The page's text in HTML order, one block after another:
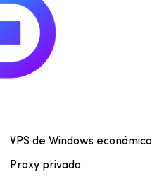
VPS de Windows económico
Proxy privado